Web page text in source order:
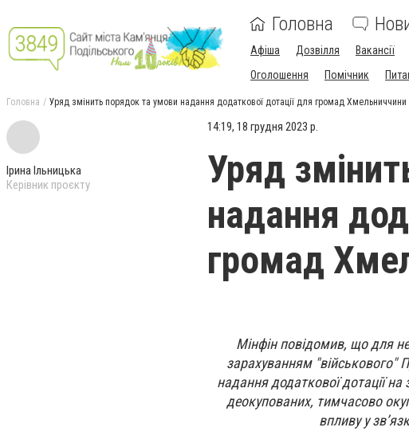
Головна
Афіша Дозвілля Вакансії
Оголошення
Помічник
Головна Уряд змінить порядок та умови надання додаткової дотації для громад Хмельниччини
Ірина Ільницька
Керівник проєкту
14:19, 18 грудня 2023 р.
Уряд
надання
громад
Мінфін повідомив, що для
зарахуванням
надання додаткової дотації
деокупованих, тимчасово
впливу у